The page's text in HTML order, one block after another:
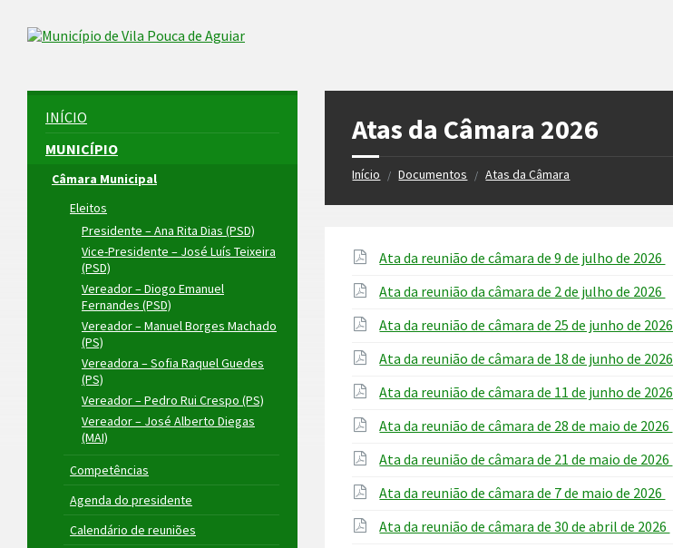
Skip to content
right
footer
Atas da Câmara 2026
Início / Documentos / Atas da Câmara
Ata da reunião de câmara de 9 de julho de 2026
Ata da reunião da câmara de 2 de julho de 2026
Ata da reunião de câmara de 25 de junho de 2026
Ata da reunião de câmara de 18 de junho de 2026
Ata da reunião de câmara de 11 de junho de 2026
Ata da reunião de câmara de 28 de maio de 2026
Ata da reunião de câmara de 21 de maio de 2026
Ata da reunião de câmara de 7 de maio de 2026
Ata da reunião de câmara de 30 de abril de 2026
INÍCIO
MUNICÍPIO
Câmara Municipal
Eleitos
Presidente – Ana Rita Dias (PSD)
Vice-Presidente – José Luís Teixeira
(PSD)
Vereador – Diogo Emanuel
Fernandes (PSD)
Vereador – Manuel Borges Machado
(PS)
Vereadora – Sofia Raquel Guedes
(PS)
Vereador – Pedro Rui Crespo (PS)
Vereador – José Alberto Diegas
(MAI)
Competências
Agenda do presidente
Calendário de reuniões